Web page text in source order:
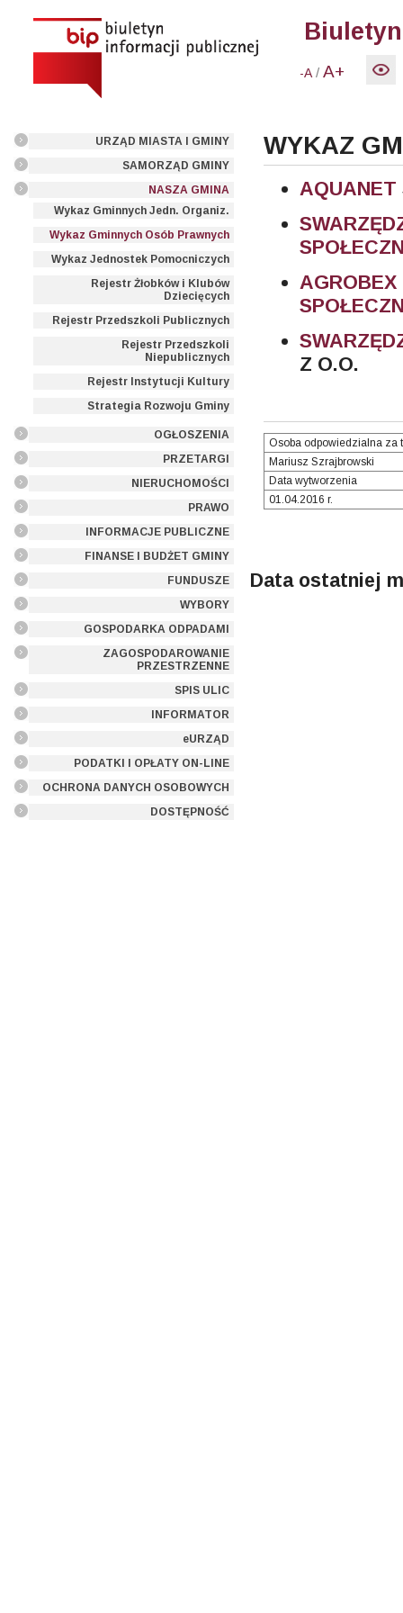
-A /A+
URZĄD MIASTA I GMINY
SAMORZĄD GMINY
NASZA GMINA
Wykaz Gminnych Jedn. Organiz.
Wykaz Gminnych Osób Prawnych
Wykaz Jednostek Pomocniczych
Rejestr Żłobków i Klubów
Dziecięcych
Rejestr Przedszkoli Publicznych
Rejestr Przedszkoli
Niepublicznych
Rejestr Instytucji Kultury
Strategia Rozwoju Gminy
OGŁOSZENIA
PRZETARGI
NIERUCHOMOŚCI
PRAWO
INFORMACJE PUBLICZNE
FINANSE I BUDŻET GMINY
FUNDUSZE
WYBORY
GOSPODARKA ODPADAMI
ZAGOSPODAROWANIE
PRZESTRZENNE
SPIS ULIC
INFORMATOR
eURZĄD
PODATKI I OPŁATY ON-LINE
OCHRONA DANYCH OSOBOWYCH
DOSTĘPNOŚĆ
WYKAZ
AQUANET
Z O.O.
Osoba odpowiedzialna za
Mariusz Szrajbrowski
Data wytworzenia
01.04.2016 r.
Data ostatniej